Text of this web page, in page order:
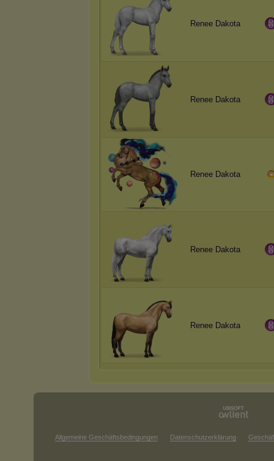
Renee Dakota
Renee Dakota
Renee Dakota
Renee Dakota
Renee Dakota
Allgemeine Geschäftsbedingungen Datenschutzerklärung